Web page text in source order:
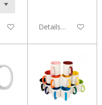
Details anzeigen